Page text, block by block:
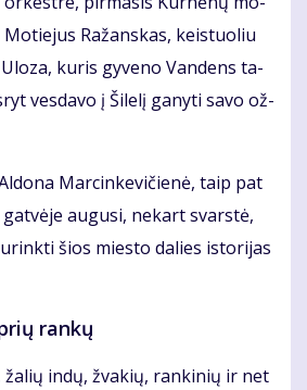
Ra­žans­kas, keis­tuo­liu
ku­ris gy­ve­no Van­dens ta­
ves­da­vo į Ši­le­lį ga­ny­ti sa­vo ož­
Marcinkevičienė, taip pat
augusi, nekart svarstė,
šios miesto dalies istorijas
rankų
indų, žvakių, rankinių ir net